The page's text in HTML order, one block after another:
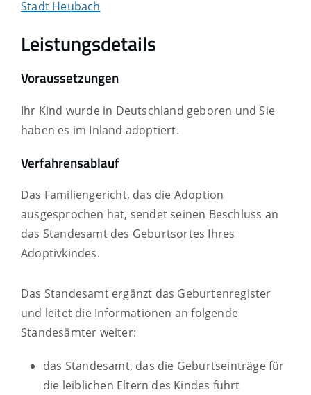
Stadt Heubach
Leistungsdetails
Voraussetzungen
Ihr Kind wurde in Deutschland geboren und Sie
haben es im Inland adoptiert.
Verfahrensablauf
Das Familiengericht, das die Adoption
ausgesprochen hat, sendet seinen Beschluss an
das Standesamt des Geburtsortes Ihres
Adoptivkindes.
Das Standesamt ergänzt das Geburtenregister
und leitet die Informationen an folgende
Standesämter weiter:
das Standesamt, das die Geburtseinträge für
die leiblichen Eltern des Kindes führt